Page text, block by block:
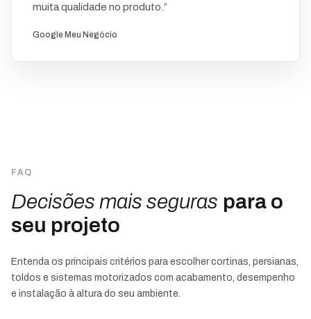
muita qualidade no produto.”
Google Meu Negócio
FAQ
Decisões mais seguras para o
seu projeto
Entenda os principais critérios para escolher cortinas, persianas,
toldos e sistemas motorizados com acabamento, desempenho
e instalação à altura do seu ambiente.